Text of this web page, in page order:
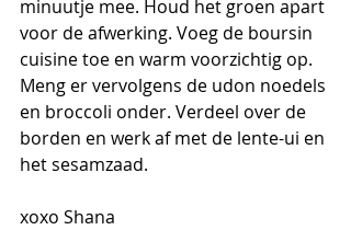
minuutje mee. Houd het groen apart
voor de afwerking. Voeg de boursin
cuisine toe en warm voorzichtig op.
Meng er vervolgens de udon noedels
en broccoli onder. Verdeel over de
borden en werk af met de lente-ui en
het sesamzaad.
xoxo Shana